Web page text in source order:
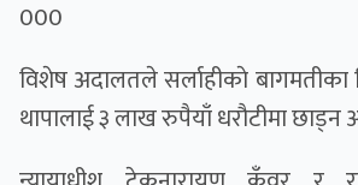
000
विशेष अदालतले सर्लाहीकाे
थापालाई ३ लाख रुपैयाँ धरौटीमा